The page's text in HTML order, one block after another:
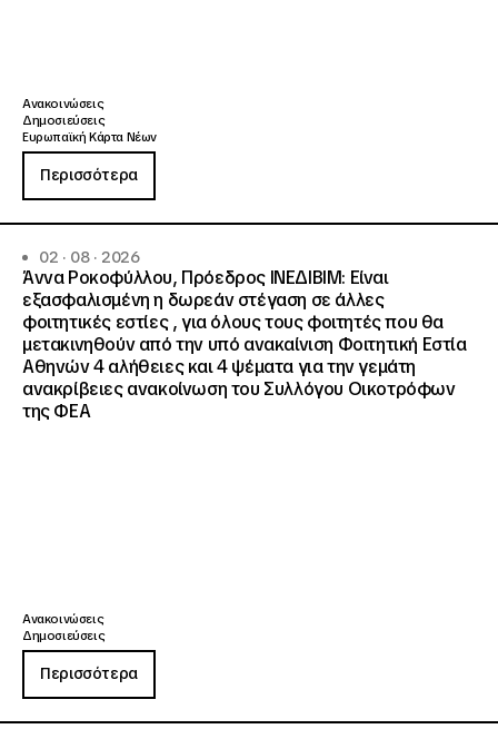
Ανακοινώσεις
Δημοσιεύσεις
Ευρωπαϊκή Κάρτα Νέων
Περισσότερα
02 · 08 · 2026
Άννα Ροκοφύλλου, Πρόεδρος ΙΝΕΔΙΒΙΜ: Είναι
εξασφαλισμένη η δωρεάν στέγαση σε άλλες
φοιτητικές εστίες , για όλους τους φοιτητές που θα
μετακινηθούν από την υπό ανακαίνιση Φοιτητική Εστία
Αθηνών 4 αλήθειες και 4 ψέματα για την γεμάτη
ανακρίβειες ανακοίνωση του Συλλόγου Οικοτρόφων
της ΦΕΑ
Ανακοινώσεις
Δημοσιεύσεις
Περισσότερα